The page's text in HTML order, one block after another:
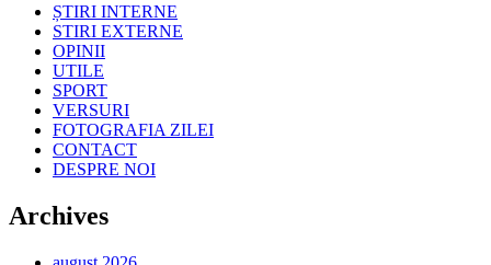
ȘTIRI INTERNE
STIRI EXTERNE
OPINII
UTILE
SPORT
VERSURI
FOTOGRAFIA ZILEI
CONTACT
DESPRE NOI
Archives